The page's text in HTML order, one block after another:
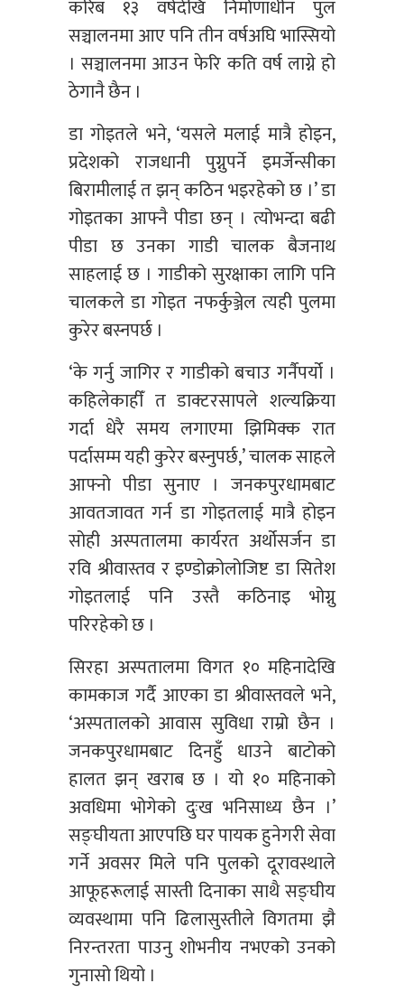
करिब १३ वर्षदेखि निर्माणाधीन पुल
सञ्चालनमा आए पनि तीन वर्षअघि भास्सियो
। सञ्चालनमा आउन फेरि कति वर्ष लाग्ने हो
ठेगानै छैन ।
डा गोइतले भने, ‘यसले मलाई मात्रै होइन,
प्रदेशको राजधानी पुग्नुपर्ने इमर्जेन्सीका
बिरामीलाई त झन् कठिन भइरहेको छ ।’ डा
गोइतका आफ्नै पीडा छन् । त्योभन्दा बढी
पीडा छ उनका गाडी चालक बैजनाथ
साहलाई छ । गाडीको सुरक्षाका लागि पनि
चालकले डा गोइत नफर्कुञ्जेल त्यही पुलमा
कुरेर बस्नपर्छ ।
‘के गर्नु जागिर र गाडीको बचाउ गर्नैपर्यो ।
कहिलेकाहीँ त डाक्टरसापले शल्यक्रिया
गर्दा धेरै समय लगाएमा झिमिक्क रात
पर्दासम्म यही कुरेर बस्नुपर्छ,’ चालक साहले
आफ्नो पीडा सुनाए । जनकपुरधामबाट
आवतजावत गर्न डा गोइतलाई मात्रै होइन
सोही अस्पतालमा कार्यरत अर्थोसर्जन डा
रवि श्रीवास्तव र इण्डोक्रोलोजिष्ट डा सितेश
गोइतलाई पनि उस्तै कठिनाइ भोग्नु
परिरहेको छ ।
सिरहा अस्पतालमा विगत १० महिनादेखि
कामकाज गर्दै आएका डा श्रीवास्तवले भने,
‘अस्पतालको आवास सुविधा राम्रो छैन ।
जनकपुरधामबाट दिनहुँ धाउने बाटोको
हालत झन् खराब छ । यो १० महिनाको
अवधिमा भोगेको दुःख भनिसाध्य छैन ।’
सङ्घीयता आएपछि घर पायक हुनेगरी सेवा
गर्ने अवसर मिले पनि पुलको दूरावस्थाले
आफूहरूलाई सास्ती दिनाका साथै सङ्घीय
व्यवस्थामा पनि ढिलासुस्तीले विगतमा झै
निरन्तरता पाउनु शोभनीय नभएको उनको
गुनासो थियो ।